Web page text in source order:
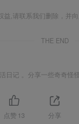
,请联系我们删除，
THE END
日记 。分享一些奇奇怪
点赞 13 分享